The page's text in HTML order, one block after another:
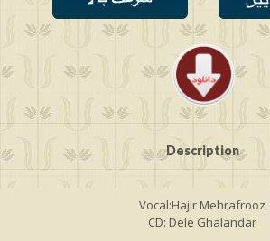
Description
Vocal:Hajir Mehrafrooz
CD: Dele Ghalandar